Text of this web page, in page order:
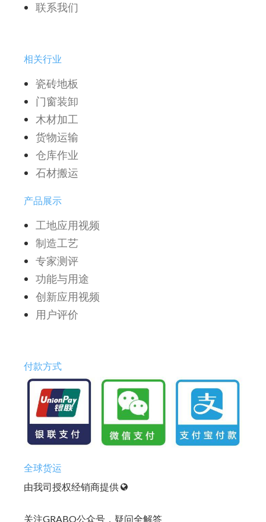
联系我们
相关行业
瓷砖地板
门窗装卸
木材加工
货物运输
仓库作业
石材搬运
产品展示
工地应用视频
制造工艺
专家测评
功能与用途
创新应用视频
用户评价
付款方式
全球货运
由我司授权经销商提供
关注GRABO公众号，疑问全解答